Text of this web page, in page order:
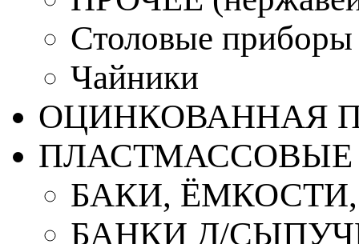
Столовые приборы
Чайники
ОЦИНКОВАННАЯ
ПЛАСТМАССОВЫЕ
БАКИ,
БАНКИ Д/